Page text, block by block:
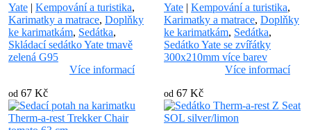
Yate | Kempování a turistika,
Karimatky a matrace, Doplňky
ke karimatkám, Sedátka,
Skládací sedátko Yate tmavě
zelená G95
Více informací
od 67 Kč
Yate | Kempování a turistika,
Karimatky a matrace, Doplňky
ke karimatkám, Sedátka,
Sedátko Yate se zvířátky
300x210mm více barev
Více informací
od 67 Kč